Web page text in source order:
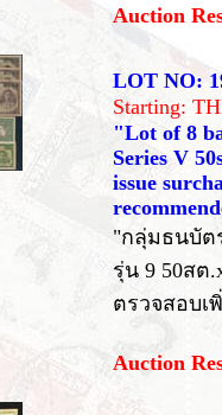
Auction
LOT NO:
Starting:
"Lot of 8
Series V
issue
"กลุ่มธนบัต
รุ่น 9 50สต
ตรวจสอบเ
Auction